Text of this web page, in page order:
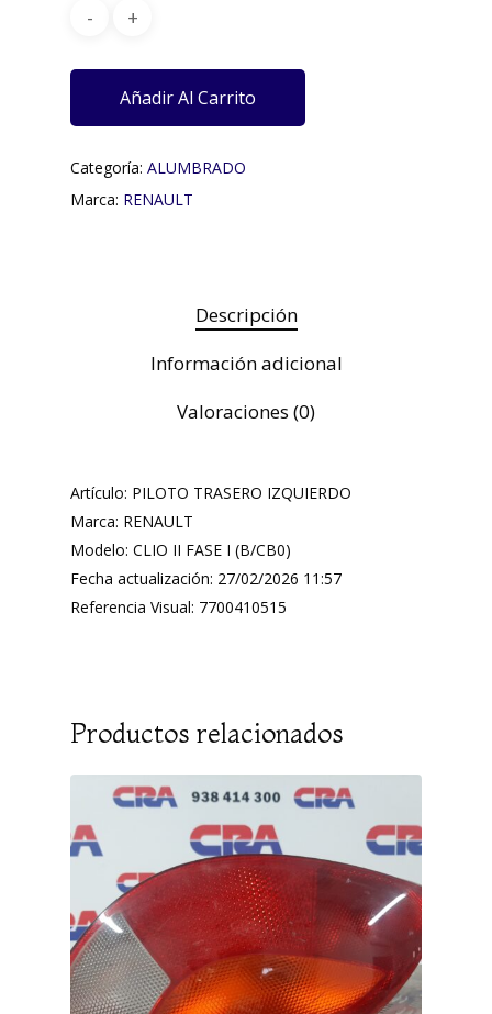
Añadir Al Carrito
Categoría: ALUMBRADO
Marca: RENAULT
Descripción
Información adicional
Valoraciones (0)
Artículo: PILOTO TRASERO IZQUIERDO
Marca: RENAULT
Modelo: CLIO II FASE I (B/CB0)
Fecha actualización: 27/02/2026 11:57
Referencia Visual: 7700410515
Productos relacionados